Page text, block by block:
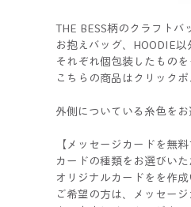
THE BESS柄のクラフトバ
お抱えバッグ、HOODIE以
それぞれ個包装したもの
こちらの商品はクリック
外側についている糸色をお
【メッセージカードを無
カードの種類をお選びい
オリジナルカードをを作成
ご希望の方は、メッセー